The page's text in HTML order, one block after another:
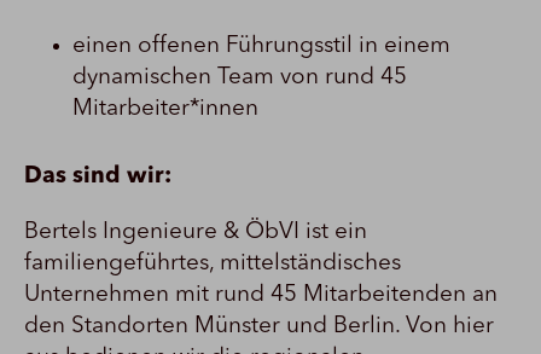
einen offenen Führungsstil in einem
dynamischen Team von rund 45
Mitarbeiter*innen
Das sind wir:
Bertels Ingenieure & ÖbVI ist ein
familiengeführtes, mittelständisches
Unternehmen mit rund 45 Mitarbeitenden an
den Standorten Münster und Berlin. Von hier